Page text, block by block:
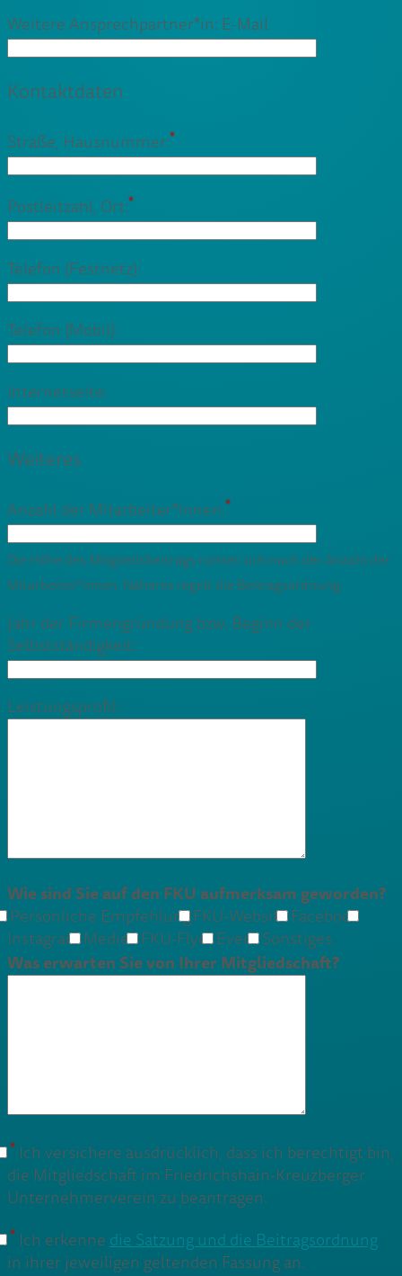
Weitere Ansprechpartner*in: E-Mail
Kontaktdaten
Straße, Hausnummer:*
Postleitzahl, Ort:*
Telefon (Festnetz):
Telefon (Mobil):
Internetseite:
Weiteres
Anzahl der Mitarbeiter*innen:*
Die Höhe des Mitgliedsbeitrags richtet sich nach der Anzahl der
Mitarbeiter*innen. Näheres regelt die Beitragsordnung.
Jahr der Firmengründung bzw. Beginn der
Selbstständigkeit:
Leistungsprofil:
Wie sind Sie auf den FKU aufmerksam geworden?
Persönliche EmpfehlungFKU-Website Facebook
Instagram Medien FKU-Flyer EventSonstiges
Was erwarten Sie von Ihrer Mitgliedschaft?
*Ich versichere ausdrücklich, dass ich berechtigt bin,
die Mitgliedschaft im Friedrichshain-Kreuzberger
Unternehmerverein zu beantragen.
*Ich erkenne die Satzung und die Beitragsordnung
in ihrer jeweiligen geltenden Fassung an.